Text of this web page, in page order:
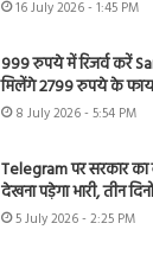
16 July 2026 - 1:45 PM
999 रुपये में रिजर्व करें
मिलेंगे 2799 रुपये के
8 July 2026 - 5:54 PM
Telegram पर सरकार
देखना पड़ेगा भारी, तीन
5 July 2026 - 2:25 PM